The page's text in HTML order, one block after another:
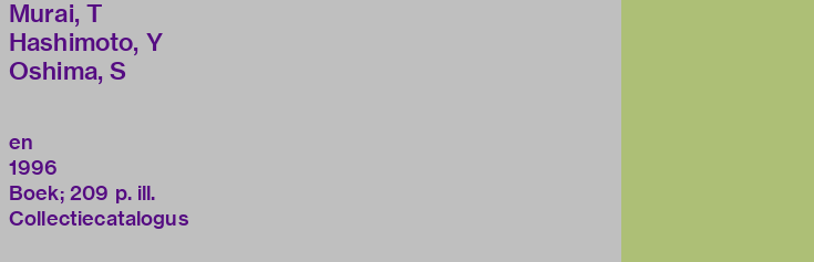
Murai, T
Hashimoto, Y
Oshima, S
en
1996
Boek; 209 p. ill.
Collectiecatalogus